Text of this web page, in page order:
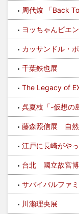
周代焌 「Back To
ヨッちゃんビエ
カッサンドル・
千葉鉄也展
The Legacy of
呉夏枝「-仮想の
藤森照信展 自然
江戸に長崎がや
台北 國立故宮
サバイバルファ
川瀬理央展